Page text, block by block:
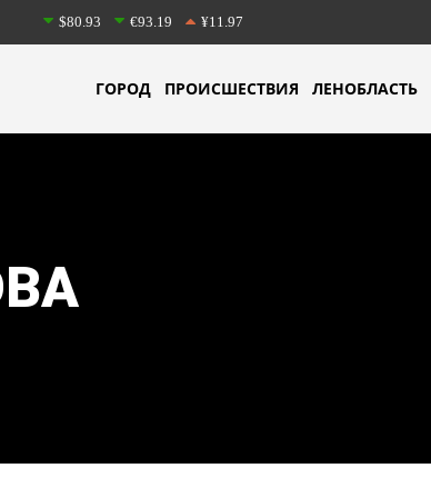
$80.93 €93.19 ¥11.97
ГОРОД ПРОИСШЕСТВИЯ ЛЕНОБЛАСТЬ